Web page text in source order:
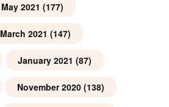
May 2021 (177)
March 2021 (147)
January 2021 (87)
November 2020 (138)